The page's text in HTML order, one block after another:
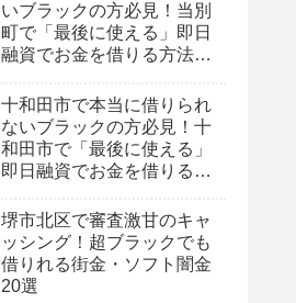
いブラックの方必見！当別
町で「最後に使える」即日
融資でお金を借りる方法を
十和田市で本当に借りられ
ないブラックの方必見！十
和田市で「最後に使える」
即日融資でお金を借りる方
堺市北区で審査激甘のキャ
ッシング！超ブラックでも
借りれる街金・ソフト闇金
20選